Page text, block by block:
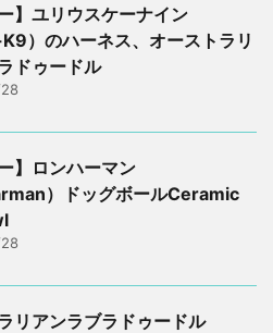
】ユリウスケーナイン
K9）のハーネス、オーストラリ
ドゥードル
】ロンハーマン
）ドッグボールCeramic
リアンラブラドゥードル